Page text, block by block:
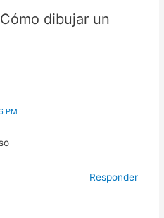
dibujar un
PM
Responder